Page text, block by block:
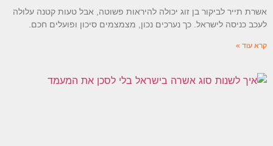
אשרת תייר לביקור בן זוג יכולה להיראות פשוטה, אבל טעות קטנה עלולה
לעכב כניסה לישראל. כך נערכים נכון, מצמצמים סיכון ופועלים חכם.
קרא עוד »